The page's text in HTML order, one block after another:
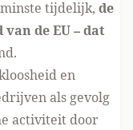
tijdelijk, de
de EU – dat
en
als gevolg
activiteit door